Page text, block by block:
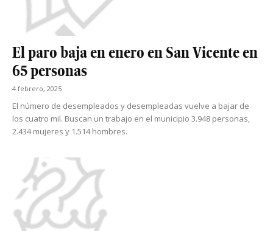
El paro baja en enero en San Vicente en
65 personas
4 febrero, 2025
El número de desempleados y desempleadas vuelve a bajar de
los cuatro mil. Buscan un trabajo en el municipio 3.948 personas,
2.434 mujeres y 1.514 hombres.